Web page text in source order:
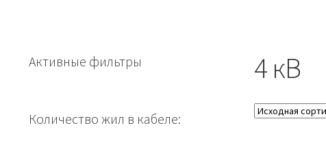
4 кВ
Активные фильтры
Количество жил в кабеле: